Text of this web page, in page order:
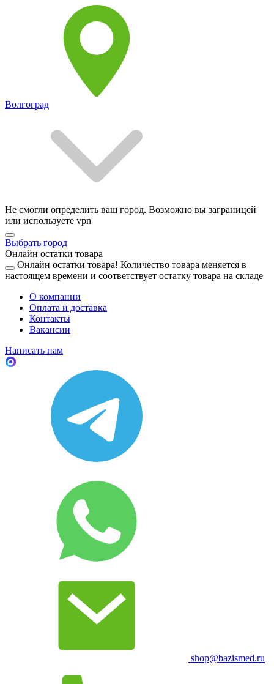
Волгоград
Не смогли определить ваш город. Возможно вы заграницей
или используете vpn
Выбрать город
Онлайн остатки товара
Онлайн остатки товара! Количество товара меняется в
настоящем времени и соответствует остатку товара на складе
О компании
Оплата и доставка
Контакты
Вакансии
Написать нам
shop@bazismed.ru